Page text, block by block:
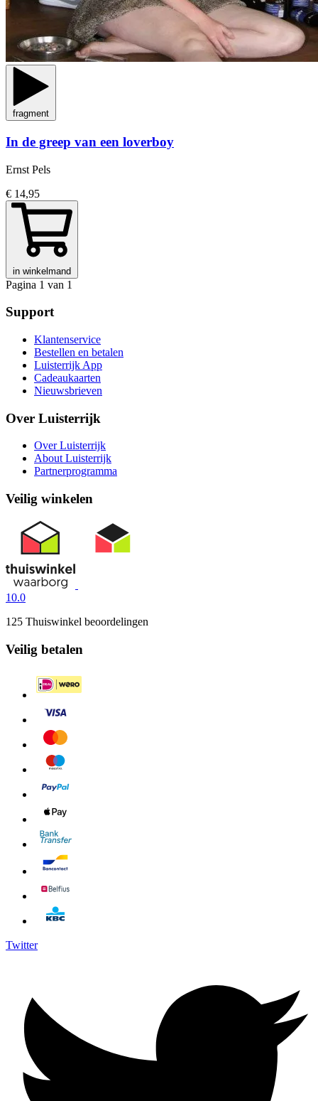
fragment
In de greep van een loverboy
Ernst Pels
€ 14,95
in winkelmand
Pagina 1 van 1
Support
Klantenservice
Bestellen en betalen
Luisterrijk App
Cadeaukaarten
Nieuwsbrieven
Over Luisterrijk
Over Luisterrijk
About Luisterrijk
Partnerprogramma
Veilig winkelen
10.0
125 Thuiswinkel beoordelingen
Veilig betalen
Twitter